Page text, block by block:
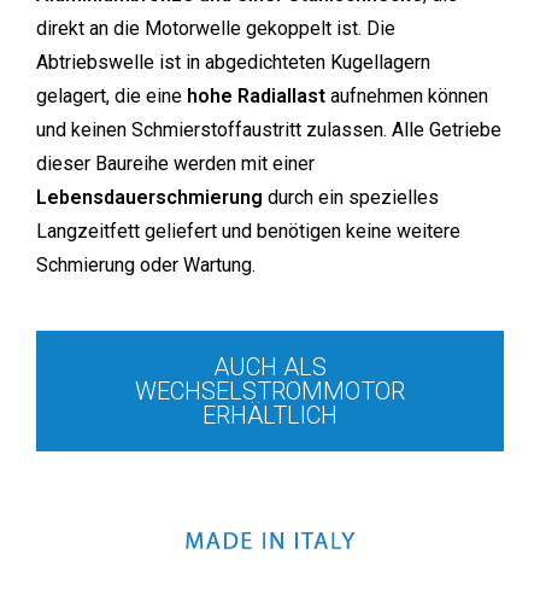
direkt an die Motorwelle gekoppelt ist. Die
Abtriebswelle ist in abgedichteten Kugellagern
gelagert, die eine hohe Radiallast aufnehmen können
und keinen Schmierstoffaustritt zulassen. Alle Getriebe
dieser Baureihe werden mit einer
Lebensdauerschmierung durch ein spezielles
Langzeitfett geliefert und benötigen keine weitere
Schmierung oder Wartung.
AUCH ALS
WECHSELSTROMMOTOR
ERHÄLTLICH